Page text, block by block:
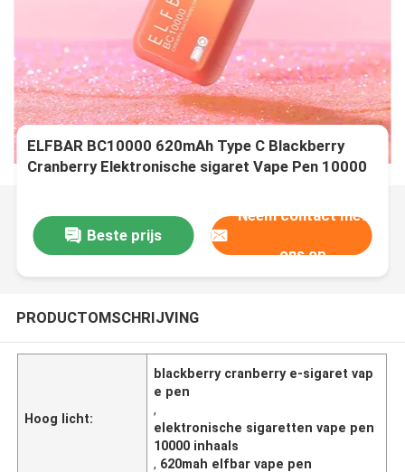
ELFBAR BC10000 620mAh Type C Blackberry
Cranberry Elektronische sigaret Vape Pen 10000
Beste prijs
Neem contact met
ons op
PRODUCTOMSCHRIJVING
Hoog licht:
blackberry cranberry e-sigaret vap
e pen
,
elektronische sigaretten vape pen
10000 inhaals
, 620mah elfbar vape pen